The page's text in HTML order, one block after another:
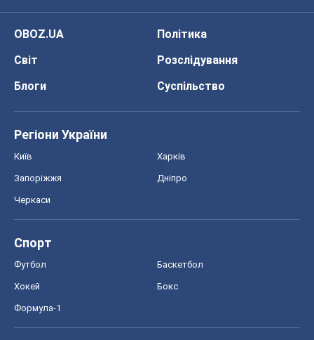
OBOZ.UA
Політика
Світ
Розслідування
Блоги
Суспільство
Регіони України
Київ Харків
Запоріжжя Дніпро
Черкаси
Спорт
Футбол Баскетбол
Хокей Бокс
Формула-1